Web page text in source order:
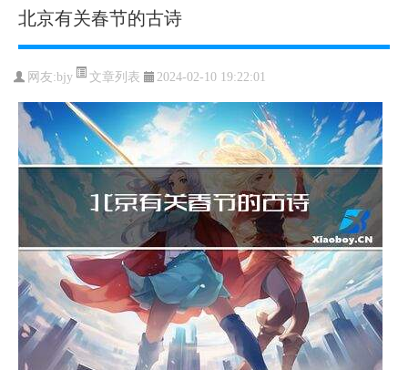
北京有关春节的古诗
网友:bjy 文章列表 2024-02-10 19:22:01